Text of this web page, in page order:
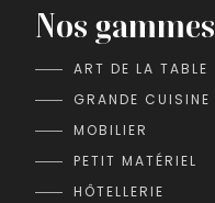
Nos gammes
ART DE LA TABLE
GRANDE CUISINE
MOBILIER
PETIT MATÉRIEL
HÔTELLERIE